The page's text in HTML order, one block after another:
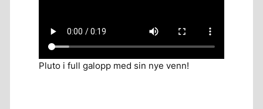
Pluto i full galopp med sin nye venn!